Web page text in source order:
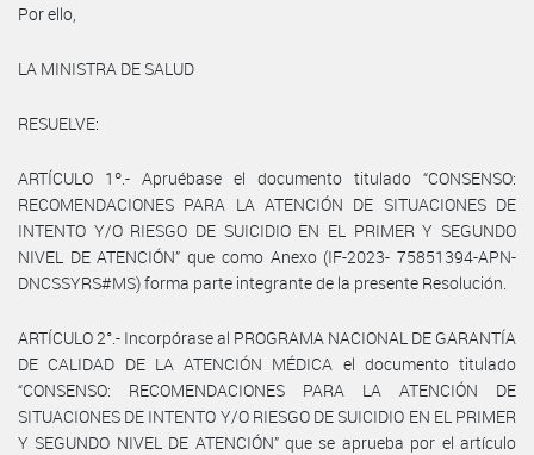
Por ello,
LA MINISTRA DE SALUD
RESUELVE:
ARTÍCULO 1º.- Apruébase el documento titulado “CONSENSO:
RECOMENDACIONES PARA LA ATENCIÓN DE SITUACIONES DE
INTENTO Y/O RIESGO DE SUICIDIO EN EL PRIMER Y SEGUNDO
NIVEL DE ATENCIÓN” que como Anexo (IF-2023- 75851394-APN-
DNCSSYRS#MS) forma parte integrante de la presente Resolución.
ARTÍCULO 2°.- Incorpórase al PROGRAMA NACIONAL DE GARANTÍA
DE CALIDAD DE LA ATENCIÓN MÉDICA el documento titulado
“CONSENSO: RECOMENDACIONES PARA LA ATENCIÓN DE
SITUACIONES DE INTENTO Y/O RIESGO DE SUICIDIO EN EL PRIMER
Y SEGUNDO NIVEL DE ATENCIÓN” que se aprueba por el artículo